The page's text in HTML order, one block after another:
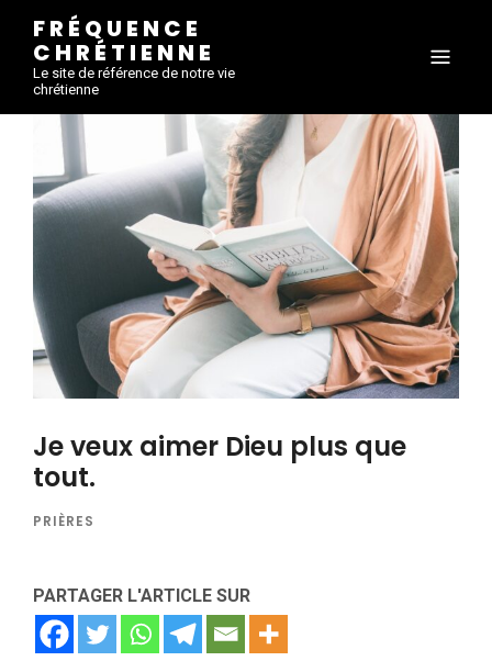
FRÉQUENCE
CHRÉTIENNE
Le site de référence de notre vie
chrétienne
Je veux aimer Dieu plus que
tout.
PRIÈRES
PARTAGER L'ARTICLE SUR